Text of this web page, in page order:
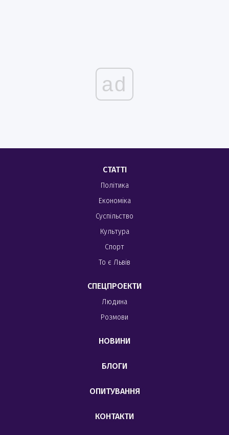
ad
СТАТТІ
Політика
Економіка
Суспільство
Культура
Спорт
То є Львів
СПЕЦПРОЕКТИ
Людина
Розмови
НОВИНИ
БЛОГИ
ОПИТУВАННЯ
КОНТАКТИ